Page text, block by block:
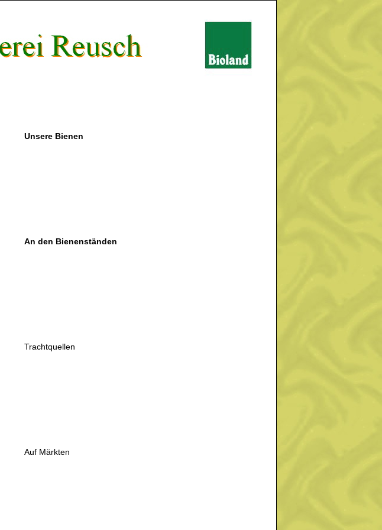
Unsere Bienen
An den Bienenständen
Trachtquellen
Auf Märkten